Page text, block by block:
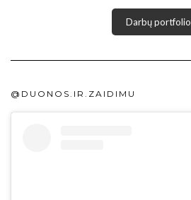
Darbų portfolio
@DUONOS.IR.ZAIDIMU